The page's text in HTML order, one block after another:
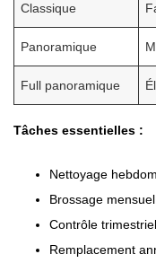
Classique
Panoramique
Full panoramique
Tâches essentielles :
Nettoyage
Brossage
Contrôle
Remplacement